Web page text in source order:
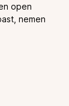
open
nemen